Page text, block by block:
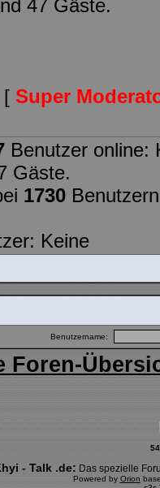
47 Gäste.
[ Super
Benutzer online:
Gäste.
1730
Keine
Benutzername:
Foren-
- Talk .de: Das spezielle
Powered by Orion